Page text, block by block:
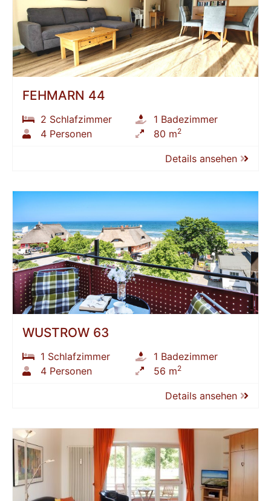
FEHMARN 44
2 Schlafzimmer
1 Badezimmer
4 Personen
80 m2
Details ansehen
WUSTROW 63
1 Schlafzimmer
1 Badezimmer
4 Personen
56 m2
Details ansehen